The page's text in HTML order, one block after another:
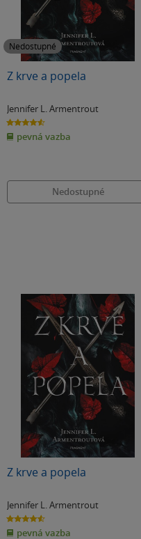
Nedostupné
Z krve a popela
Jennifer L. Armentrout
4.6
z
5
hvězdiček
pevná vazba
Nedostupné
Z krve a popela
Jennifer L. Armentrout
4.6
z
5 pevná vazba